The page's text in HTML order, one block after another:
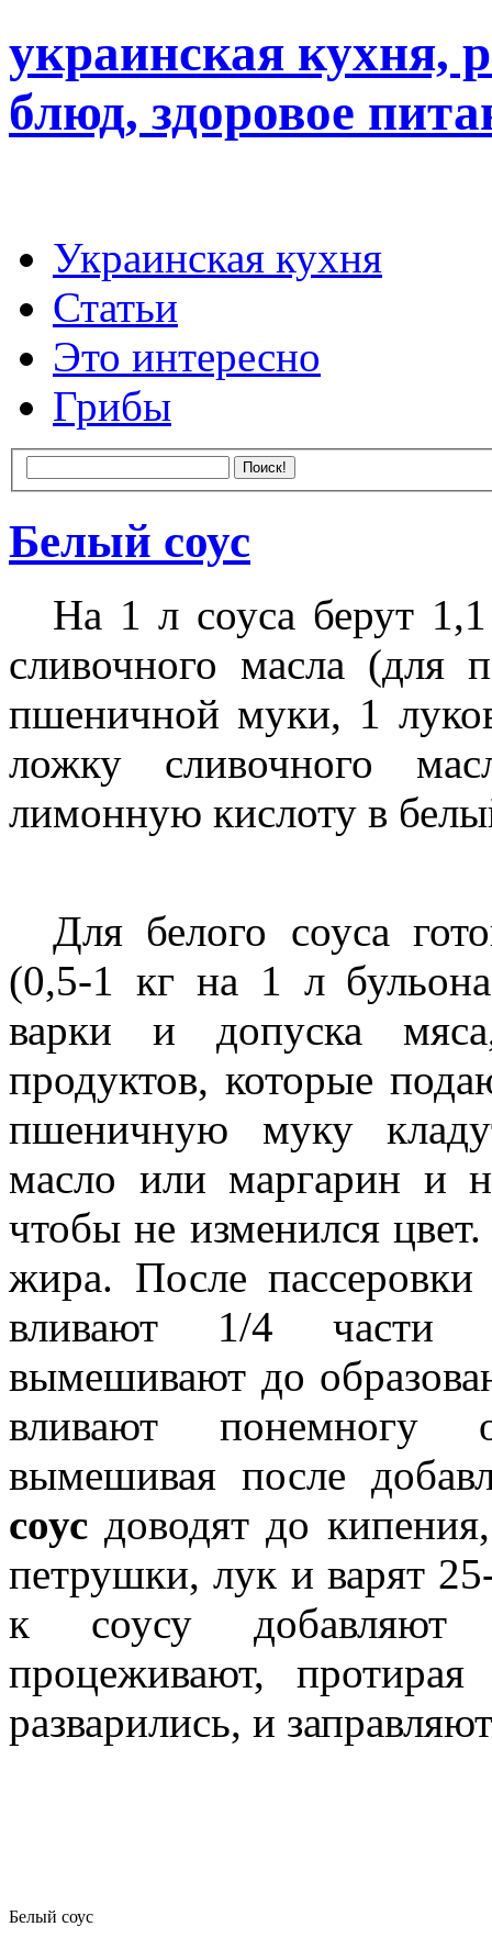
украинская кухня,
блюд, здоровое
Украинская кухня
Статьи
Это интересно
Грибы
Белый соус
На 1 л соуса берут
сливочного масла (для
пшеничной муки, 1
ложку сливочного
лимонную кислоту в
Для белого соуса
(0,5-1 кг на 1 л
варки и допуска
продуктов, которые
пшеничную муку
масло или маргарин и
чтобы не изменился
жира. После
вливают 1/4 части
вымешивают до
вливают понемногу
вымешивая после
соус доводят до
петрушки, лук и варят
к соусу добавляют
процеживают,
разварились, и
Белый соус